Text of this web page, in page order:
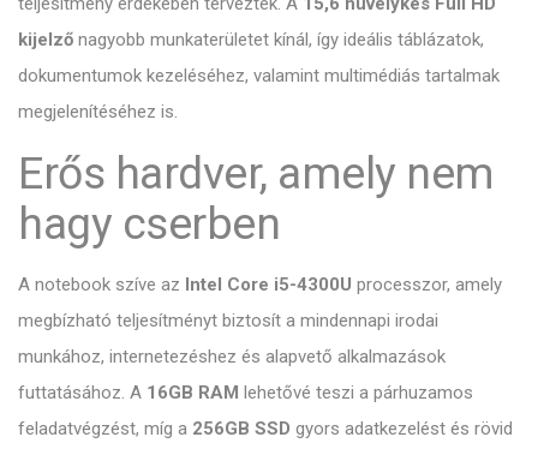
kijelző nagyobb munkaterületet kínál, így ideális táblázatok,
dokumentumok kezeléséhez, valamint multimédiás tartalmak
megjelenítéséhez is.
Erős hardver, amely nem
hagy cserben
A notebook szíve az Intel Core i5-4300U processzor, amely
megbízható teljesítményt biztosít a mindennapi irodai
munkához, internetezéshez és alapvető alkalmazások
futtatásához. A 16GB RAM lehetővé teszi a párhuzamos
feladatvégzést, míg a 256GB SSD gyors adatkezelést és rövid